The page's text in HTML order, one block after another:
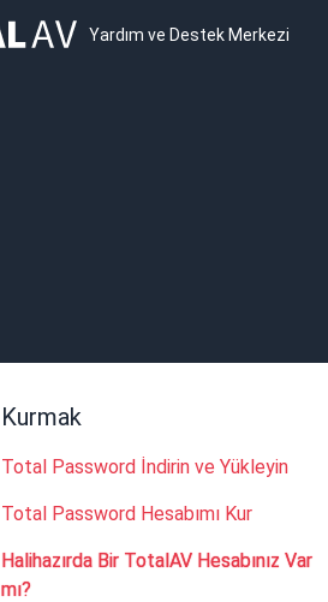
Yardım ve Destek Merkezi
Kurmak
Total Password İndirin ve Yükleyin
Total Password Hesabımı Kur
Halihazırda Bir TotalAV Hesabınız Var
mı?